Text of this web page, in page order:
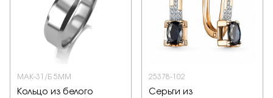
МАК-31/Б 5ММ
Кольцо из белого
25378-102
Серьги из